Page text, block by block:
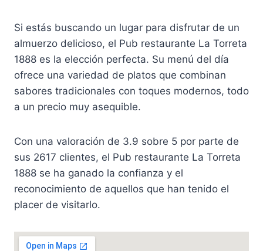
Si estás buscando un lugar para disfrutar de un
almuerzo delicioso, el Pub restaurante La Torreta
1888 es la elección perfecta. Su menú del día
ofrece una variedad de platos que combinan
sabores tradicionales con toques modernos, todo
a un precio muy asequible.
Con una valoración de 3.9 sobre 5 por parte de
sus 2617 clientes, el Pub restaurante La Torreta
1888 se ha ganado la confianza y el
reconocimiento de aquellos que han tenido el
placer de visitarlo.